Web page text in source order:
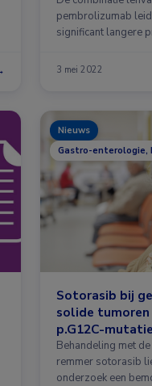
pembrolizumab
significant langere
3 mei 2022
Nieuws
Gastro-enterologie,
Sotorasib bij
solide tumoren
p.G12C-mutatie
Behandeling met
remmer sotorasib
onderzoek een